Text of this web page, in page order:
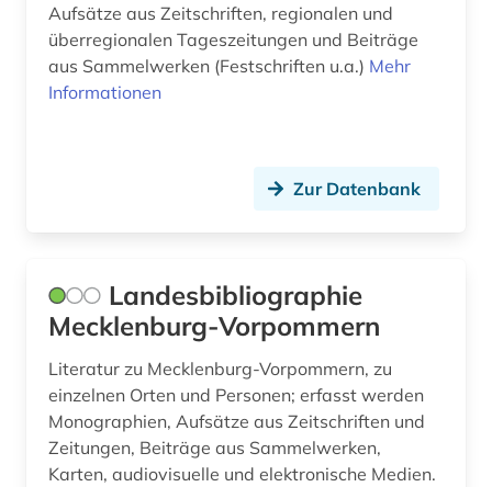
kolonialreich (1)
komposition (1)
kriegsgeschichte (1)
krleza (1)
kroatien (2)
kultur (5)
kulturdenkmal (1)
Aufsätze aus Zeitschriften, regionalen und
überregionalen Tageszeitungen und Beiträge
aus Sammelwerken (Festschriften u.a.) Mehr
Informationen
Zur Datenbank
Landesbibliographie
Mecklenburg-Vorpommern
Literatur zu Mecklenburg-Vorpommern, zu
einzelnen Orten und Personen; erfasst werden
Monographien, Aufsätze aus Zeitschriften und
Zeitungen, Beiträge aus Sammelwerken,
Karten, audiovisuelle und elektronische Medien.